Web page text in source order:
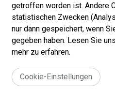
getroffen worden ist. Andere
statistischen Zwecken
nur dann gespeichert, wenn
gegeben haben. Lesen Sie
mehr zu erfahren.
Cookie-Einstellungen
Folgen Sie uns
War Heritage Institute
Belgium, Battlefield of
War dead register